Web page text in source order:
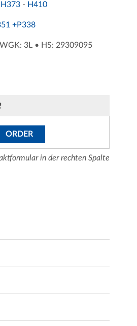
H373 - H410
+P338
WGK: 3L • HS: 29309095
ORDER
in der rechten Spalte